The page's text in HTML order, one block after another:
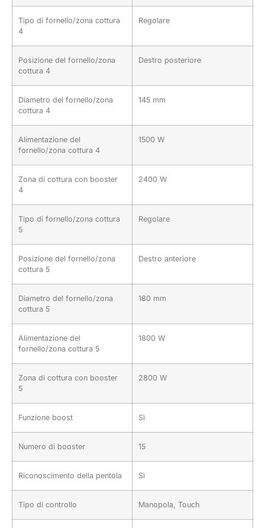
Tipo di fornello/zona cottura
4
Regolare
Posizione del fornello/zona
cottura 4
Destro posteriore
Diametro del fornello/zona
cottura 4
145 mm
Alimentazione del
fornello/zona cottura 4
1500 W
Zona di cottura con booster
4
2400 W
Tipo di fornello/zona cottura
5
Regolare
Posizione del fornello/zona
cottura 5
Destro anteriore
Diametro del fornello/zona
cottura 5
180 mm
Alimentazione del
fornello/zona cottura 5
1800 W
Zona di cottura con booster
5
2800 W
Funzione boost Sì
Numero di booster 15
Riconoscimento della pentola Sì
Tipo di controllo Manopola, Touch